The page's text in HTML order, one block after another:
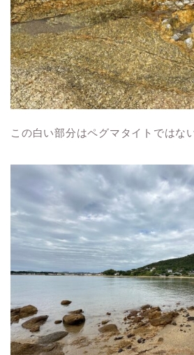
この白い部分はペグマタイトではな